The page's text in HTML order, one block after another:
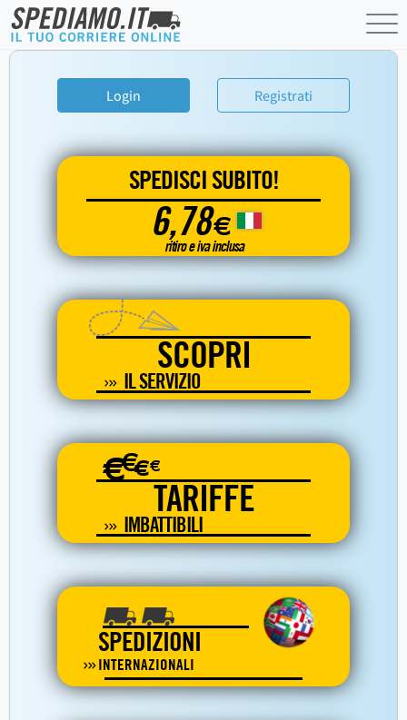
Login Registrati
SPEDISCI SUBITO!
6,78€
ritiro e iva inclusa
SCOPRI
IL SERVIZIO
€€€€
TARIFFE
IMBATTIBILI
SPEDIZIONI
INTERNAZIONALI